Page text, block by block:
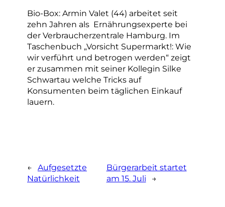
Bio-Box: Armin Valet (44) arbeitet seit
zehn Jahren als Ernährungsexperte bei
der Verbraucherzentrale Hamburg. Im
Taschenbuch „Vorsicht Supermarkt!: Wie
wir verführt und betrogen werden“ zeigt
er zusammen mit seiner Kollegin Silke
Schwartau welche Tricks auf
Konsumenten beim täglichen Einkauf
lauern.
← Aufgesetzte
Natürlichkeit
Bürgerarbeit startet
am 15. Juli
→